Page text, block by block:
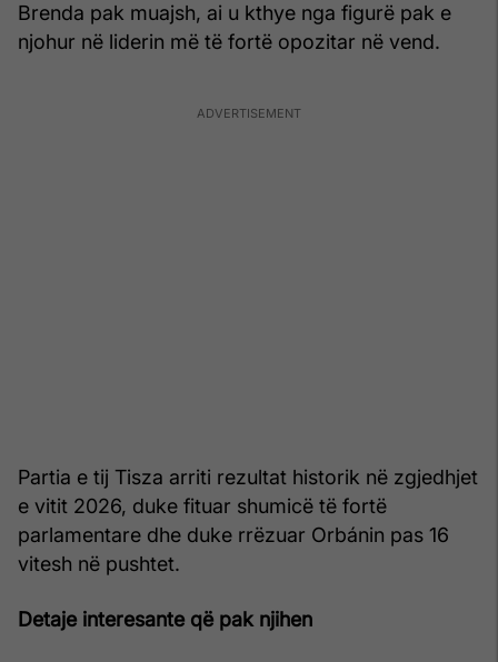
Brenda pak muajsh, ai u kthye nga figurë pak e
njohur në liderin më të fortë opozitar në vend.
Partia e tij Tisza arriti rezultat historik në zgjedhjet
e vitit 2026, duke fituar shumicë të fortë
parlamentare dhe duke rrëzuar Orbánin pas 16
vitesh në pushtet.
Detaje interesante që pak njihen